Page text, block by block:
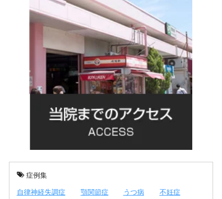
症例集
自律神経失調症 顎関節症 うつ病 不妊症